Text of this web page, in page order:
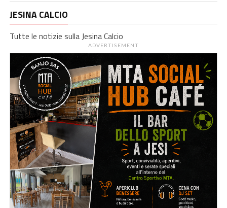
JESINA CALCIO
Tutte le notizie sulla Jesina Calcio
ADVERTISEMENT